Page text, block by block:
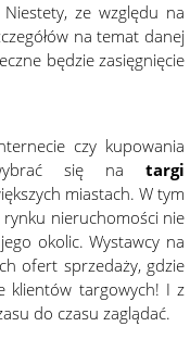
ze względu na
na temat danej
będzie zasięgnięcie
czy kupowania
się na targi
miastach. W tym
rynku nieruchomości nie
okolic. Wystawcy na
ofert sprzedaży, gdzie
klientów targowych! I z
do czasu zaglądać.